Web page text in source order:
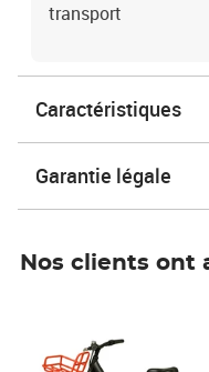
transport
Caractéristiques
Garantie légale
Nos clients ont